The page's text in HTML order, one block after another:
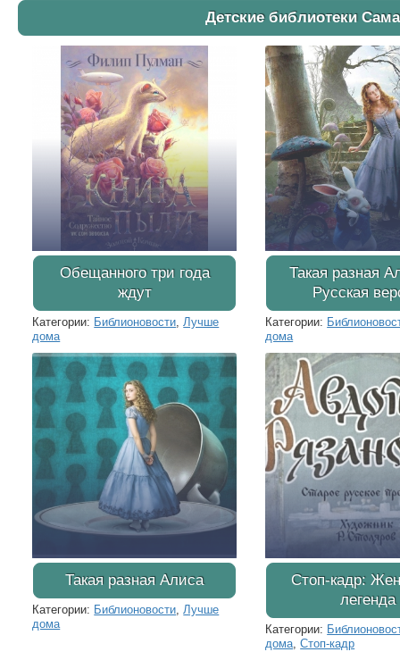
Детские библиотеки
Обещанного три года
ждут
Категории: Библионовости,Лучше
дома
Такая разная
Русская
Категории:
дома
Такая разная Алиса
Категории: Библионовости,Лучше
дома
Стоп-кадр:
легенда
Категории:
дома,Стоп-кадр